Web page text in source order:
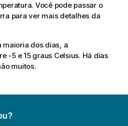
Você pode passar o
para ver mais detalhes da
maioria dos dias, a
-5 e 15 graus Celsius. Há dias
muitos.